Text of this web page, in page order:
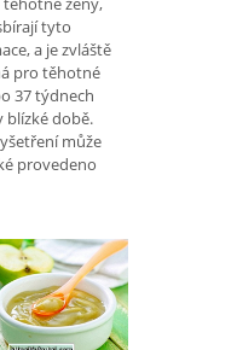
tyto
a je zvláště
pro těhotné
37 týdnech
blízké době.
může
provedeno